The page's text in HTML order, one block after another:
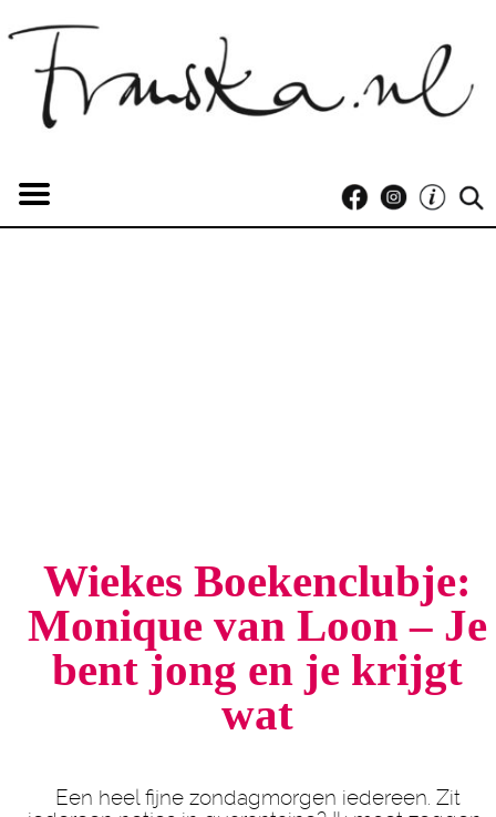
Wiekes Boekenclubje:
Monique van Loon – Je
bent jong en je krijgt
wat
Een heel fijne zondagmorgen iedereen. Zit